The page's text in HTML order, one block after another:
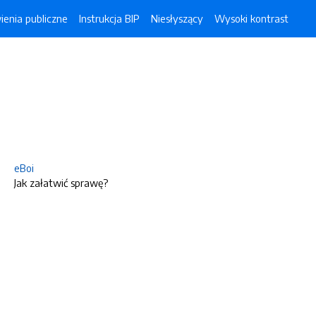
publiczne Instrukcja BIP Niesłyszący Wysoki kontrast
eBoi
Jak załatwić sprawę?